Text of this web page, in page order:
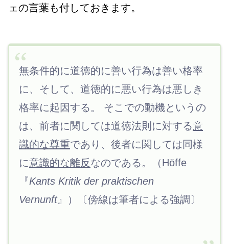
ェの言葉も付しておきます。
無条件的に道徳的に善い行為は善い格率
に、そして、道徳的に悪い行為は悪しき
格率に起因する。 そこでの動機というの
は、前者に関しては道徳法則に対する意
識的な尊重であり、後者に関しては同様
に意識的な離反なのである。（Höffe
『Kants Kritik der praktischen
Vernunft』）〔傍線は筆者による強調〕